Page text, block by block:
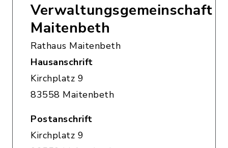
Verwaltungsgemeinschaft
Maitenbeth
Rathaus Maitenbeth
Hausanschrift
Kirchplatz 9
83558 Maitenbeth
Postanschrift
Kirchplatz 9